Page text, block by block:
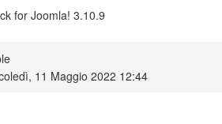
for Joomla! 3.10.9
11 Maggio 2022 12:44